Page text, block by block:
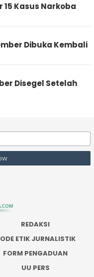
15 Kasus Narkoba
Dibuka Kembali
Disegel Setelah
REDAKSI
ETIK JURNALISTIK
FORM PENGADUAN
UU PERS